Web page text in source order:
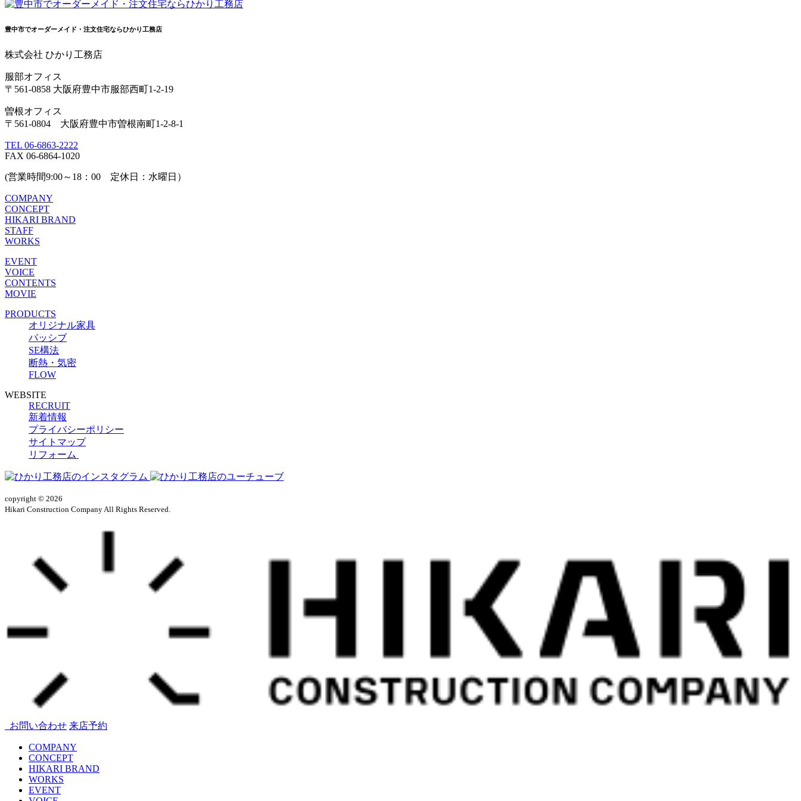
豊中市でオーダーメイド・注文住宅ならひかり工務店
株式会社 ひかり工務店
服部オフィス
〒561-0858 大阪府豊中市服部西町1-2-19
曽根オフィス
〒561-0804 大阪府豊中市曽根南町1-2-8-1
TEL 06-6863-2222
FAX 06-6864-1020
(営業時間9:00～18：00 定休日：水曜日）
COMPANY
CONCEPT
HIKARI BRAND
STAFF
WORKS
EVENT
VOICE
CONTENTS
MOVIE
PRODUCTS
オリジナル家具
パッシブ
SE構法
断熱・気密
FLOW
WEBSITE
RECRUIT
新着情報
プライバシーポリシー
サイトマップ
リフォーム
copyright © 2026
Hikari Construction Company All Rights Reserved.
お問い合わせ 来店予約
COMPANY
CONCEPT
HIKARI BRAND
WORKS
EVENT